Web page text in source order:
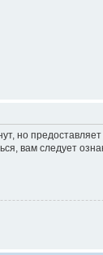
но
вам следует